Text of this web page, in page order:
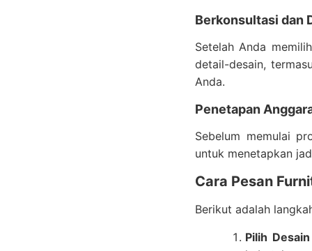
Berkonsultasi dan
Setelah Anda
detail-desain,
Anda.
Penetapan
Sebelum memulai
untuk menetapkan
Cara Pesan
Berikut adalah
Pilih